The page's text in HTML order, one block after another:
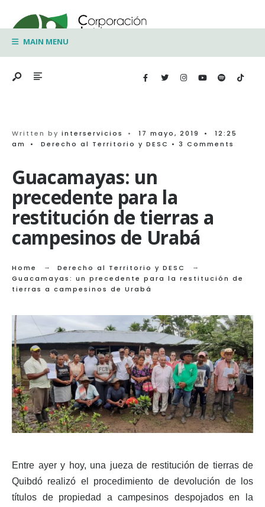
to
contentMAIN MENU
Written by interservicios • 17 mayo, 2019 •
12:25
am
• Derecho al Territorio y DESC • 3 Comments
Guacamayas: un
precedente para la
restitución de tierras a
campesinos de Urabá
Home
Derecho al Territorio y DESC
Guacamayas: un precedente para la restitución de
tierras a campesinos de Urabá
Entre ayer y hoy, una jueza de restitución de tierras de
Quibdó realizó el procedimiento de devolución de los
títulos de propiedad a campesinos despojados en la
for: